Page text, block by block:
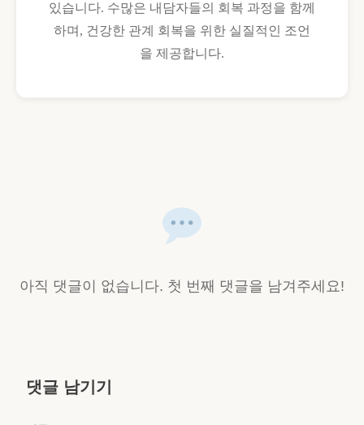
있습니다. 수많은 내담자들의 회복 과정을 함께
하며, 건강한 관계 회복을 위한 실질적인 조언
을 제공합니다.
아직 댓글이 없습니다. 첫 번째 댓글을 남겨주세요!
댓글 남기기